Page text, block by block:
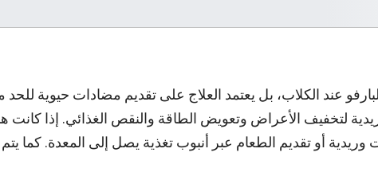
عند الكلاب، بل يعتمد العلاج على تقديم مضادات حيوية للحد
لتخفيف الأعراض وتعويض الطاقة والنقص الغذائي. إذا كانت
أو تقديم الطعام عبر أنبوب تغذية يصل إلى المعدة. كما